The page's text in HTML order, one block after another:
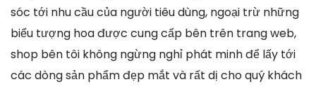
sóc tới nhu cầu của người tiêu dùng, ngoại trừ những
biểu tượng hoa được cung cấp bên trên trang web,
shop bên tôi không ngừng nghỉ phát minh để lấy tới
các dòng sản phẩm đẹp mắt và rất dị cho quý khách